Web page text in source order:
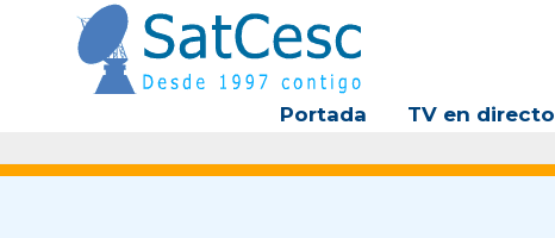
contenido
Portada TV en directo